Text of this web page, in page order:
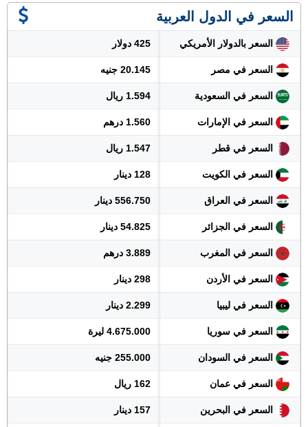
السعر في الدول العربية
السعر بالدولار الأمريكي 425 دولار
السعر في مصر 20.145 جنيه
السعر في السعودية 1.594 ريال
السعر في الإمارات 1.560 درهم
السعر في قطر 1.547 ريال
السعر في الكويت 128 دينار
السعر في العراق 556.750 دينار
السعر في الجزائر 54.825 دينار
السعر في المغرب 3.889 درهم
السعر في الأردن 298 دينار
السعر في ليبيا 2.299 دينار
السعر في سوريا 4.675.000 ليرة
السعر في السودان 255.000 جنيه
السعر في عمان 162 ريال
السعر في البحرين 157 دينار